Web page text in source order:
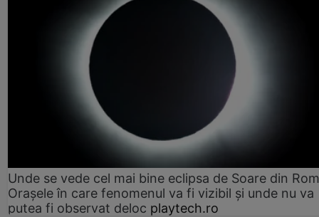
Unde se vede cel mai bine eclipsa de Soare din
Orașele în care fenomenul va fi vizibil și unde nu va
putea fi observat deloc playtech.ro